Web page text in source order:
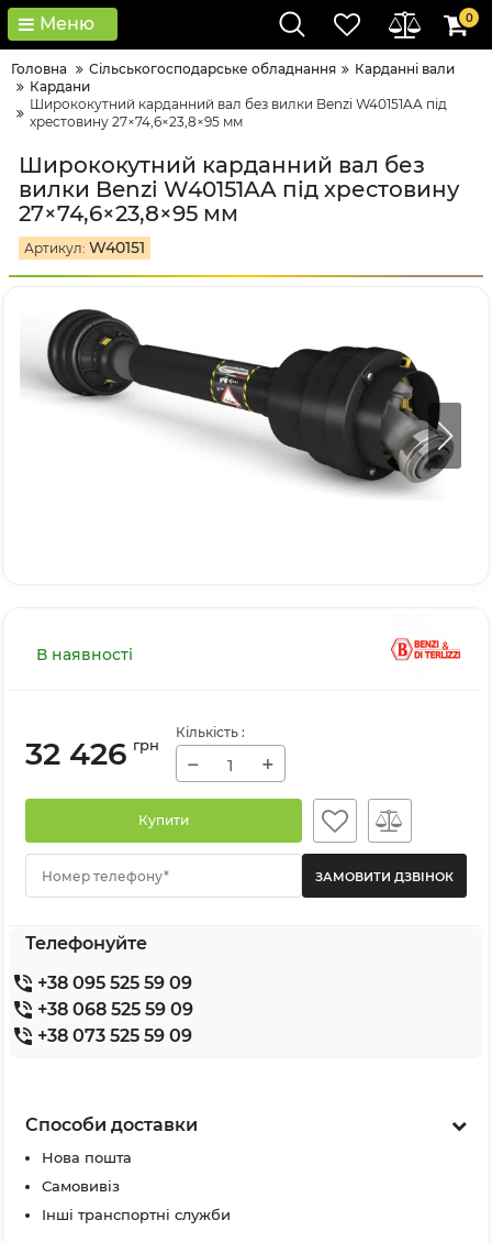
Меню 0
Головна Сільськогосподарське обладнання
Карданні вали
Кардани
Ширококутний карданний вал без вилки Benzi W40151AA під
хрестовину 27×74,6×23,8×95 мм
Ширококутний карданний вал без
вилки Benzi W40151AA під хрестовину
27×74,6×23,8×95 мм
Артикул: W40151
В наявності
32 426 грн
Кількість :
− +
Купити
Номер телефону*
Телефонуйте
+38 095 525 59 09
+38 068 525 59 09
+38 073 525 59 09
Способи доставки
Нова пошта
Самовивіз
Інші транспортні служби